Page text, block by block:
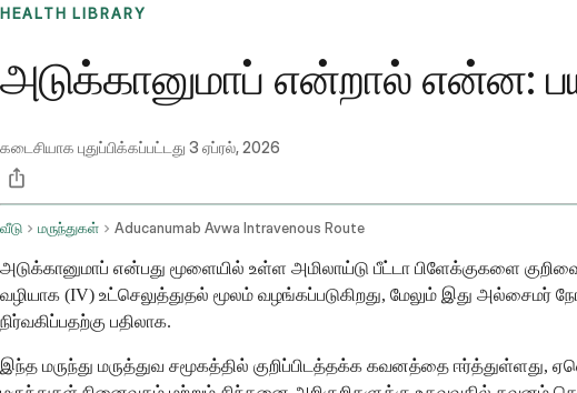
HEALTH LIBRARY
அடுக்கானுமாப் என்றால் என்ன:
கடைசியாக புதுப்பிக்கப்பட்டது 3 ஏப்ரல், 2026
வீடு மருந்துகள் Aducanumab Avwa Intravenous Route
அடுக்கானுமாப் என்பது மூளையில் உள்ள அமிலாய்டு பீட்டா பிளேக்குகளை
வழியாக (IV) உட்செலுத்துதல் மூலம் வழங்கப்படுகிறது, மேலும் இது
நிர்வகிப்பதற்கு பதிலாக.
இந்த மருந்து மருத்துவ சமூகத்தில் குறிப்பிடத்தக்க கவனத்தை